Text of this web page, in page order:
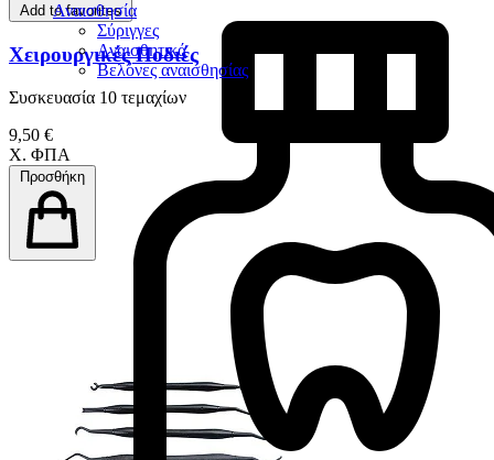
Αναισθησία
Σύριγγες
Αναισθητικά
Βελόνες αναισθησίας
Add to favorites
Χειρουργικές Ποδιές
Συσκευασία 10 τεμαχίων
9,50 €
Χ. ΦΠΑ
Προσθήκη